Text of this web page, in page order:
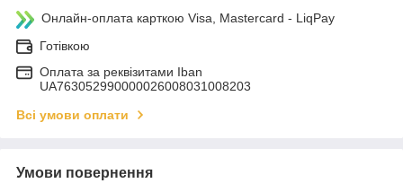
Онлайн-оплата карткою Visa, Mastercard - LiqPay
Готівкою
Оплата за реквізитами Iban
UA763052990000026008031008203
Всі умови оплати
Умови повернення